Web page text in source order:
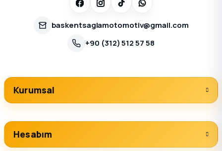
baskentsaglamotomotiv@gmail.com
+90 (312) 512 57 58
Kurumsal
Hesabım